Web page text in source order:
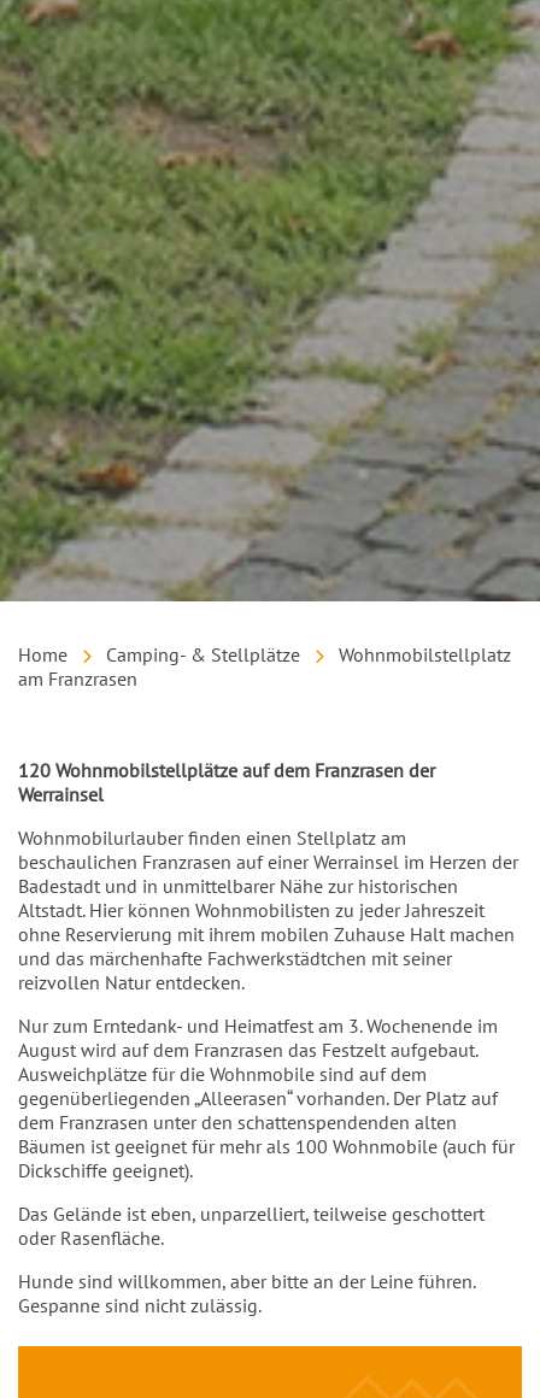
Home Camping- & Stellplätze
Wohnmobilstellplatz
am Franzrasen
Einleitung
120 Wohnmobilstellplätze auf dem Franzrasen der
Werrainsel
Wohnmobilurlauber finden einen Stellplatz am
beschaulichen Franzrasen auf einer Werrainsel im Herzen der
Badestadt und in unmittelbarer Nähe zur historischen
Altstadt. Hier können Wohnmobilisten zu jeder Jahreszeit
ohne Reservierung mit ihrem mobilen Zuhause Halt machen
und das märchenhafte Fachwerkstädtchen mit seiner
reizvollen Natur entdecken.
Nur zum Erntedank- und Heimatfest am 3. Wochenende im
August wird auf dem Franzrasen das Festzelt aufgebaut.
Ausweichplätze für die Wohnmobile sind auf dem
gegenüberliegenden „Alleerasen“ vorhanden. Der Platz auf
dem Franzrasen unter den schattenspendenden alten
Bäumen ist geeignet für mehr als 100 Wohnmobile (auch für
Dickschiffe geeignet).
Das Gelände ist eben, unparzelliert, teilweise geschottert
oder Rasenfläche.
Hunde sind willkommen, aber bitte an der Leine führen.
Gespanne sind nicht zulässig.